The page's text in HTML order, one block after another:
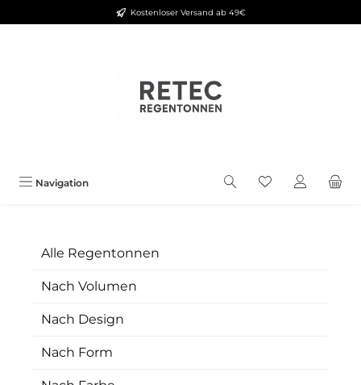
Zum Hauptinhalt springenKostenloser Versand ab 49€
Navigation
Alle Regentonnen
Nach Volumen
Nach Design
Nach Form